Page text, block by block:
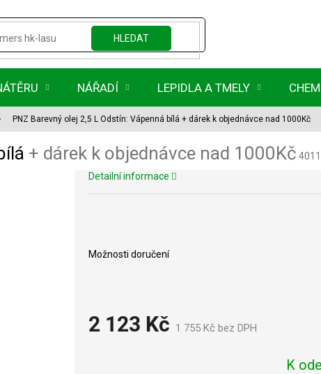
HLEDAT
NÁŘADÍ LEPIDLA A TMELY
PNZ Barevný olej 2,5 L Odstín: Vápenná bílá + dárek k objednávce nad 1000Kč
+ dárek k objednávce nad 1000Kč
2 123 Kč 1 755 Kč bez DPH
K
Možnosti doručení
Detailní informace